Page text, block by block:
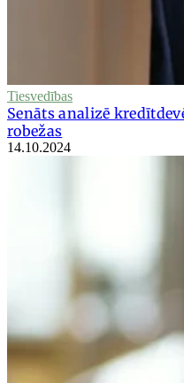
Tiesvedības
Senāts analizē
robežas
14.10.2024